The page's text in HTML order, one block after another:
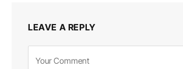
LEAVE A REPLY